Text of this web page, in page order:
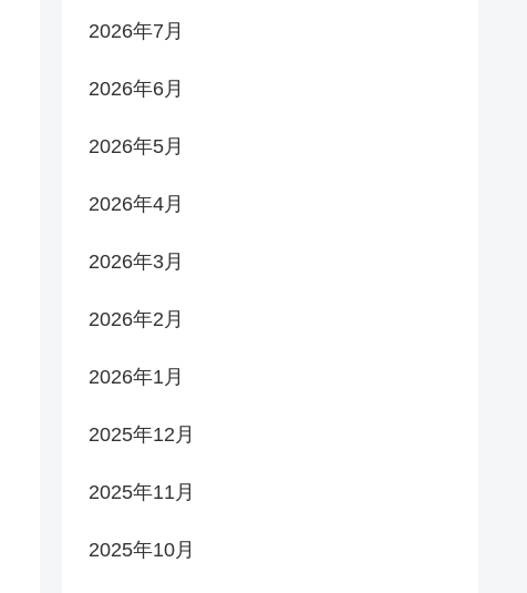
2026年7月
2026年6月
2026年5月
2026年4月
2026年3月
2026年2月
2026年1月
2025年12月
2025年11月
2025年10月